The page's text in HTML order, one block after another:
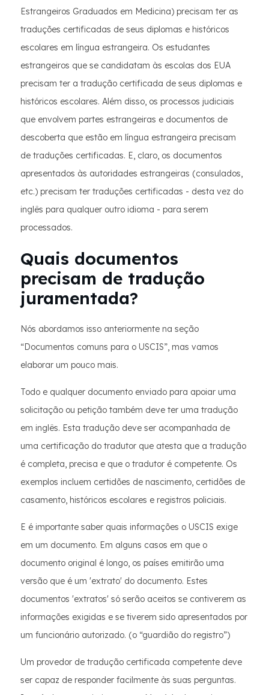
Estrangeiros Graduados em Medicina) precisam ter as
traduções certificadas de seus diplomas e históricos
escolares em língua estrangeira. Os estudantes
estrangeiros que se candidatam às escolas dos EUA
precisam ter a tradução certificada de seus diplomas e
históricos escolares. Além disso, os processos judiciais
que envolvem partes estrangeiras e documentos de
descoberta que estão em língua estrangeira precisam
de traduções certificadas. E, claro, os documentos
apresentados às autoridades estrangeiras (consulados,
etc.) precisam ter traduções certificadas - desta vez do
inglês para qualquer outro idioma - para serem
processados.
Quais documentos
precisam de tradução
juramentada?
Nós abordamos isso anteriormente na seção
“Documentos comuns para o USCIS”, mas vamos
elaborar um pouco mais.
Todo e qualquer documento enviado para apoiar uma
solicitação ou petição também deve ter uma tradução
em inglês. Esta tradução deve ser acompanhada de
uma certificação do tradutor que atesta que a tradução
é completa, precisa e que o tradutor é competente. Os
exemplos incluem certidões de nascimento, certidões de
casamento, históricos escolares e registros policiais.
E é importante saber quais informações o USCIS exige
em um documento. Em alguns casos em que o
documento original é longo, os países emitirão uma
versão que é um 'extrato' do documento. Estes
documentos 'extratos' só serão aceitos se contiverem as
informações exigidas e se tiverem sido apresentados por
um funcionário autorizado. (o “guardião do registro”)
Um provedor de tradução certificada competente deve
ser capaz de responder facilmente às suas perguntas.